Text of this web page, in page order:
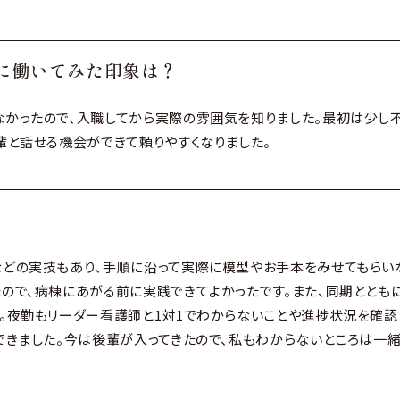
いてみた印象は？
ったので、入職してから実際の雰囲気を知りました。最初は少し
話せる機会ができて頼りやすくなりました。
の実技もあり、手順に沿って実際に模型やお手本をみせてもら
、病棟にあがる前に実践できてよかったです。また、同期ととも
夜勤もリーダー看護師と1対1でわからないことや進捗状況を確
きました。今は後輩が入ってきたので、私もわからないところは